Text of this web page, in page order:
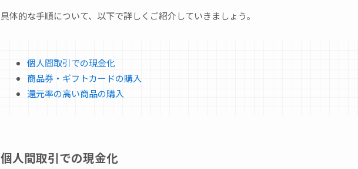
具体的な手順について、以下で詳しくご紹介していきましょう。
個人間取引での現金化
商品券・ギフトカードの購入
還元率の高い商品の購入
個人間取引での現金化